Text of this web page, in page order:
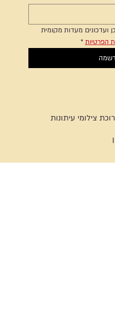
אני מאשר.ת קבלת תוכן ועדכונים מעדות מקומית
הפרטיות *
צילומי עיתונות